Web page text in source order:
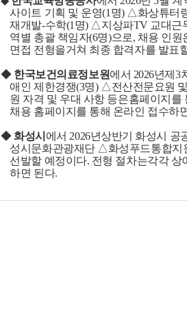
사이트 기획 및 운영(1 명) △화상튜터
재개발-수학(1 명) △지상파TV 교대근
역별 총괄 책임자(6명)으로, 채용 인원
면접 전형을거쳐 최종 합격자를 발표
◆ 한국보건의료정보원에서 2026년제3
애인 제한경쟁(3명) △전산전문요원
원 자격 및 우대 사항 등은홈페이지를
채용 홈페이지를 통해 온라인 접수하
◆화성시 에서 2026년상반기 화성시 공
성시문화관광재단 △화성푸드통합
선발할 예정이다. 전형 절차는각각 상
하면 된다.